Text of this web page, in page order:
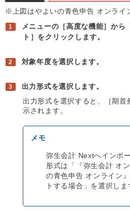
※上図はやよいの青色申告 オンライ
メニューの［高度な機能］から
ト］をクリックします。
対象年度を選択します。
出力形式を選択します。
出力形式を選択すると、［期
示されます。
弥生会計 Nextへインポ
形式は「『弥生会計 オ
の青色申告 オンライン
トする場合」を選択しま